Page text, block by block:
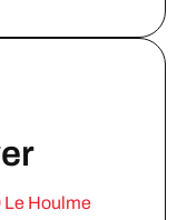
Le Houlme